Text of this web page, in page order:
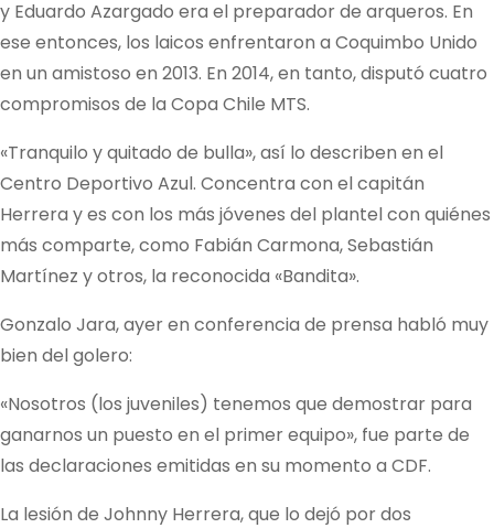
y Eduardo Azargado era el preparador de arqueros. En
ese entonces, los laicos enfrentaron a Coquimbo Unido
en un amistoso en 2013. En 2014, en tanto, disputó cuatro
compromisos de la Copa Chile MTS.
«Tranquilo y quitado de bulla», así lo describen en el
Centro Deportivo Azul. Concentra con el capitán
Herrera y es con los más jóvenes del plantel con quiénes
más comparte, como Fabián Carmona, Sebastián
Martínez y otros, la reconocida «Bandita».
Gonzalo Jara, ayer en conferencia de prensa habló muy
bien del golero:
«Nosotros (los juveniles) tenemos que demostrar para
ganarnos un puesto en el primer equipo», fue parte de
las declaraciones emitidas en su momento a CDF.
La lesión de Johnny Herrera, que lo dejó por dos